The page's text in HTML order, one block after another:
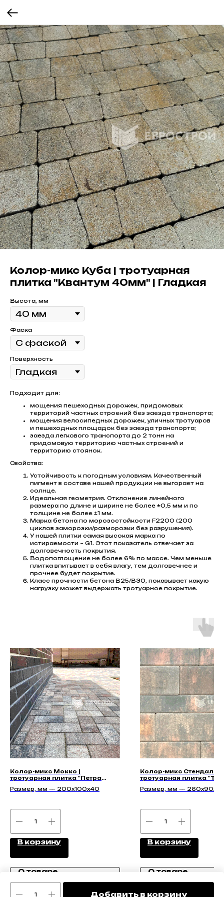
Колор-микс Куба | тротуарная
плитка "Квантум 40мм" | Гладкая
Высота, мм
Фаска
Поверхность
Добавить в корзину
Подходит для:
мощения пешеходных дорожек, придомовых
территорий частных строений без заезда транспорта;
мощения велосипедных дорожек, уличных тротуаров
и пешеходных площадок без заезда транспорта;
заезда легкового транспорта до 2 тонн на
придомовую территорию частных строений и
территорию стоянок.
Свойства:
Устойчивость к погодным условиям. Качественный
пигмент в составе нашей продукции не выгорает на
солнце.
Идеальная геометрия. Отклонение линейного
размера по длине и ширине не более ±0,5 мм и по
толщине не более ±1 мм.
Марка бетона по морозостойкости F2200 (200
циклов заморозки/разморозки без разрушения).
У нашей плитки самая высокая марка по
истираемости – G1. Этот показатель отвечает за
долговечность покрытия.
Водопоглощение не более 6% по массе. Чем меньше
плитка впитывает в себя влагу, тем долговечнее и
прочнее будет покрытие.
Класс прочности бетона В25/В30, показывает какую
нагрузку может выдержать тротуарное покрытие.
Колор-микс Мокко |
тротуарная плитка "Петра
Размер, мм — 200x100x40
В корзину
О товаре
Колор-микс Стендаль |
тротуарная плитка
Размер, мм —
В корзину
О товаре